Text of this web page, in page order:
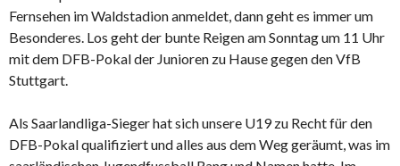
Fernsehen im Waldstadion anmeldet, dann geht es immer um
Besonderes. Los geht der bunte Reigen am Sonntag um 11 Uhr
mit dem DFB-Pokal der Junioren zu Hause gegen den VfB
Stuttgart.
Als Saarlandliga-Sieger hat sich unsere U19 zu Recht für den
DFB-Pokal qualifiziert und alles aus dem Weg geräumt, was im